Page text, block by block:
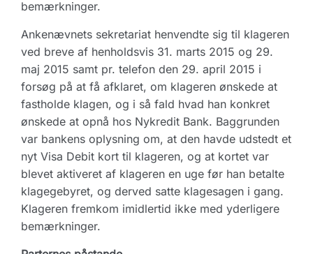
bemærkninger.
Ankenævnets sekretariat henvendte sig til klageren
ved breve af henholdsvis 31. marts 2015 og 29.
maj 2015 samt pr. telefon den 29. april 2015 i
forsøg på at få afklaret, om klageren ønskede at
fastholde klagen, og i så fald hvad han konkret
ønskede at opnå hos Nykredit Bank. Baggrunden
var bankens oplysning om, at den havde udstedt et
nyt Visa Debit kort til klageren, og at kortet var
blevet aktiveret af klageren en uge før han betalte
klagegebyret, og derved satte klagesagen i gang.
Klageren fremkom imidlertid ikke med yderligere
bemærkninger.